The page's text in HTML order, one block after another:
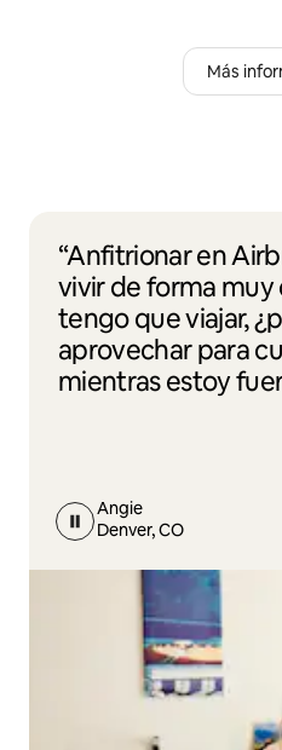
Más
“Anfitrionar en
vivir de forma muy
tengo que viajar,
aprovechar para
mientras estoy
Angie
Denver, CO